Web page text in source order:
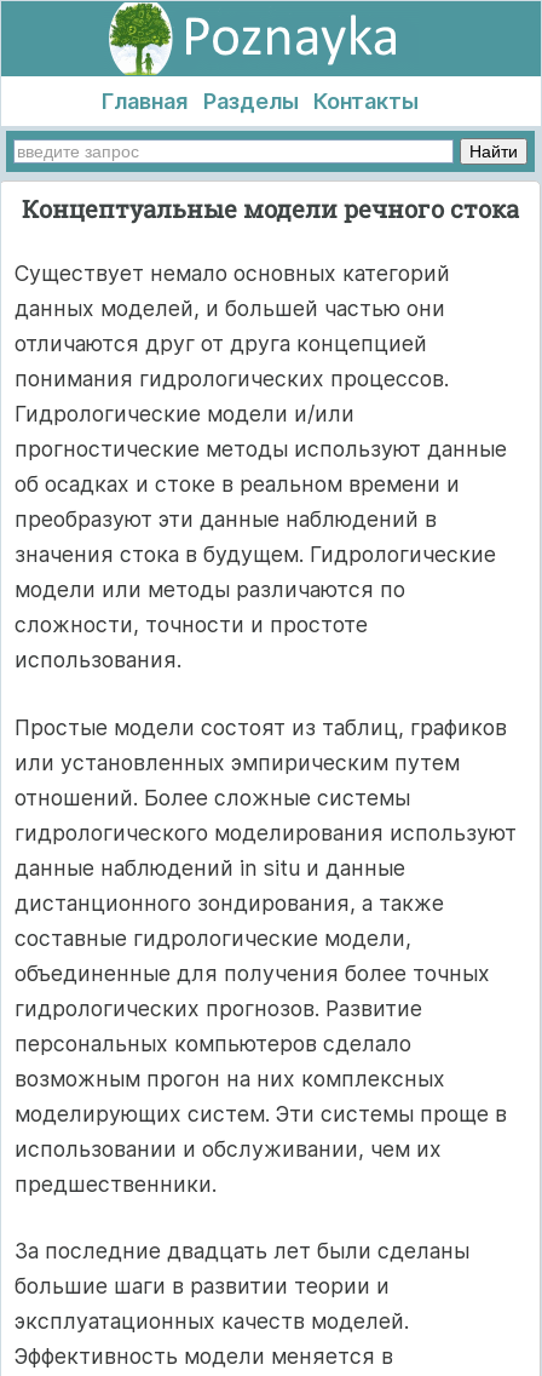
Главная Разделы Контакты
Концептуальные модели речного стока
Существует немало основных категорий
данных моделей, и большей частью они
отличаются друг от друга концепцией
понимания гидрологических процессов.
Гидрологические модели и/или
прогностические методы используют данные
об осадках и стоке в реальном времени и
преобразуют эти данные наблюдений в
значения стока в будущем. Гидрологические
модели или методы различаются по
сложности, точности и простоте
использования.
Простые модели состоят из таблиц, графиков
или установленных эмпирическим путем
отношений. Более сложные системы
гидрологического моделирования используют
данные наблюдений in situ и данные
дистанционного зондирования, а также
составные гидрологические модели,
объединенные для получения более точных
гидрологических прогнозов. Развитие
персональных компьютеров сделало
возможным прогон на них комплексных
моделирующих систем. Эти системы проще в
использовании и обслуживании, чем их
предшественники.
За последние двадцать лет были сделаны
большие шаги в развитии теории и
эксплуатационных качеств моделей.
Эффективность модели меняется в